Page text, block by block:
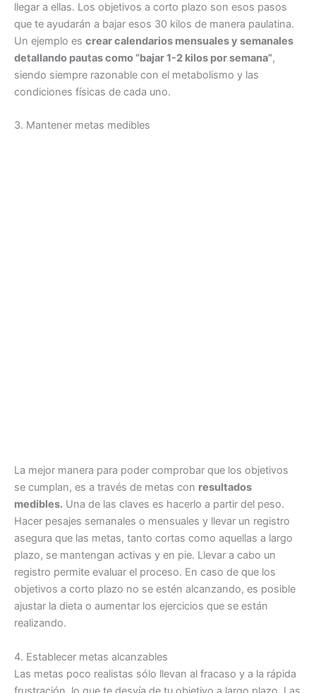
llegar a ellas. Los objetivos a corto plazo son esos pasos
que te ayudarán a bajar esos 30 kilos de manera paulatina.
Un ejemplo es crear calendarios mensuales y semanales
detallando pautas como “bajar 1-2 kilos por semana”,
siendo siempre razonable con el metabolismo y las
condiciones físicas de cada uno.
3. Mantener metas medibles
La mejor manera para poder comprobar que los objetivos
se cumplan, es a través de metas con resultados
medibles. Una de las claves es hacerlo a partir del peso.
Hacer pesajes semanales o mensuales y llevar un registro
asegura que las metas, tanto cortas como aquellas a largo
plazo, se mantengan activas y en pie. Llevar a cabo un
registro permite evaluar el proceso. En caso de que los
objetivos a corto plazo no se estén alcanzando, es posible
ajustar la dieta o aumentar los ejercicios que se están
realizando.
4. Establecer metas alcanzables
Las metas poco realistas sólo llevan al fracaso y a la rápida